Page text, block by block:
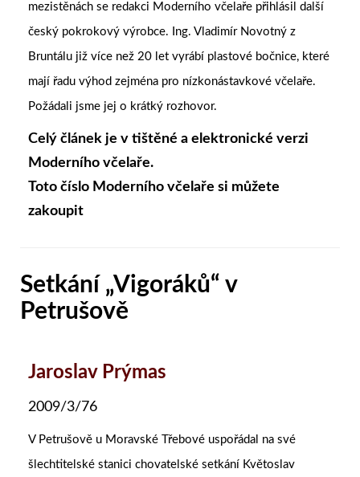
mezistěnách se redakci Moderního včelaře přihlásil další
český pokrokový výrobce. Ing. Vladimír Novotný z
Bruntálu již více než 20 let vyrábí plastové bočnice, které
mají řadu výhod zejména pro nízkonástavkové včelaře.
Požádali jsme jej o krátký rozhovor.
Celý článek je v tištěné a elektronické verzi
Moderního včelaře.
Toto číslo Moderního včelaře si můžete
zakoupit
Setkání „Vigoráků“ v
Petrušově
Jaroslav Prýmas
2009/3/76
V Petrušově u Moravské Třebové uspořádal na své
šlechtitelské stanici chovatelské setkání Květoslav